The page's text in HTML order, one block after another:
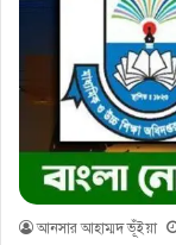
আনসার আহাম্মদ ভূঁইয়া